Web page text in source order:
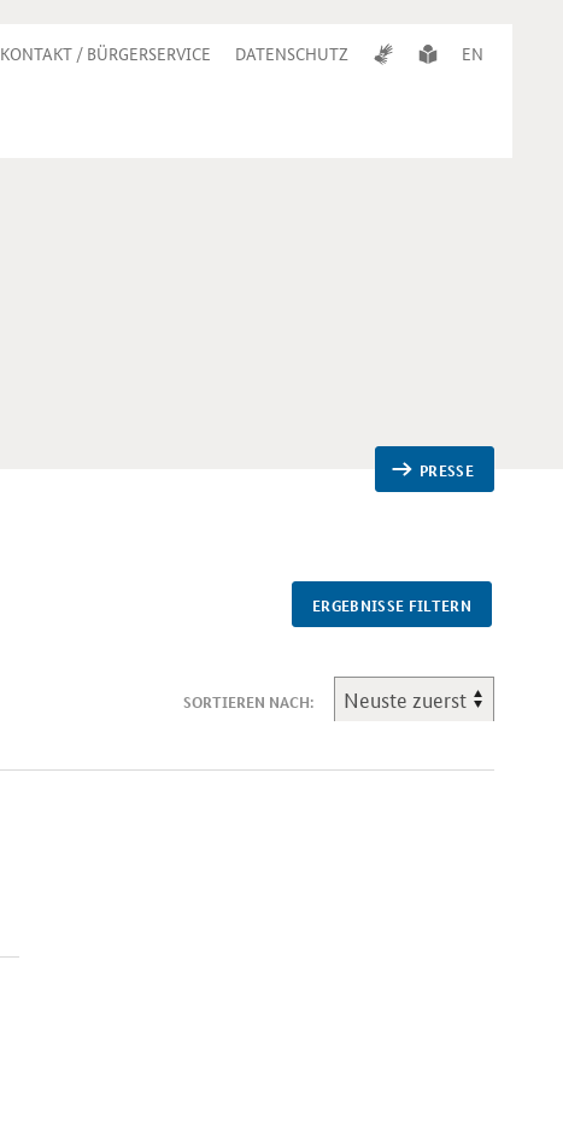
KONTAKT / BÜRGERSERVICE DATENSCHUTZ EN
PRESSE
ERGEBNISSE FILTERN
SORTIEREN NACH: